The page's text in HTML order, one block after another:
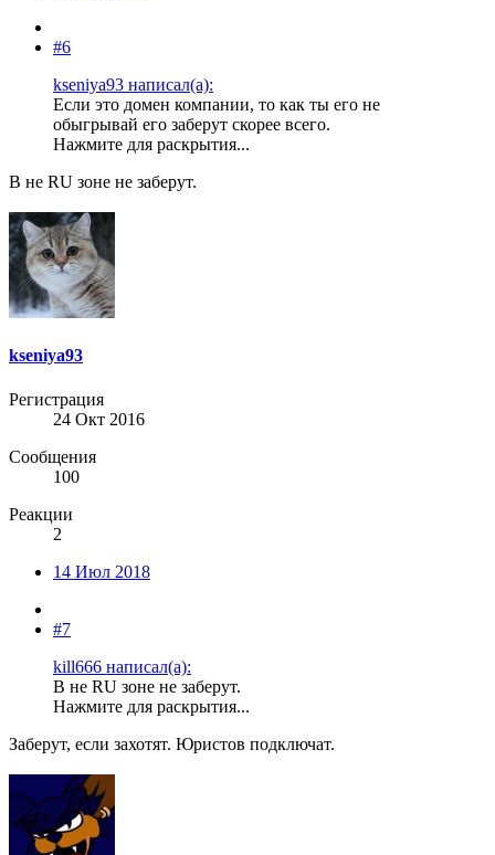
#6
kseniya93 написал(а):
Если это домен компании, то как ты его не
обыгрывай его заберут скорее всего.
Нажмите для раскрытия...
В не RU зоне не заберут.
kseniya93
Регистрация
24 Окт 2016
Сообщения
100
Реакции
2
14 Июл 2018
#7
kill666 написал(а):
В не RU зоне не заберут.
Нажмите для раскрытия...
Заберут, если захотят. Юристов подключат.